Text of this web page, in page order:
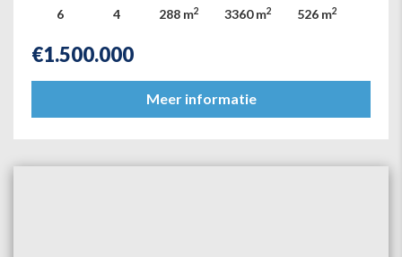
6 4 288 m2 3360 m2 526 m2
€1.500.000
Meer informatie